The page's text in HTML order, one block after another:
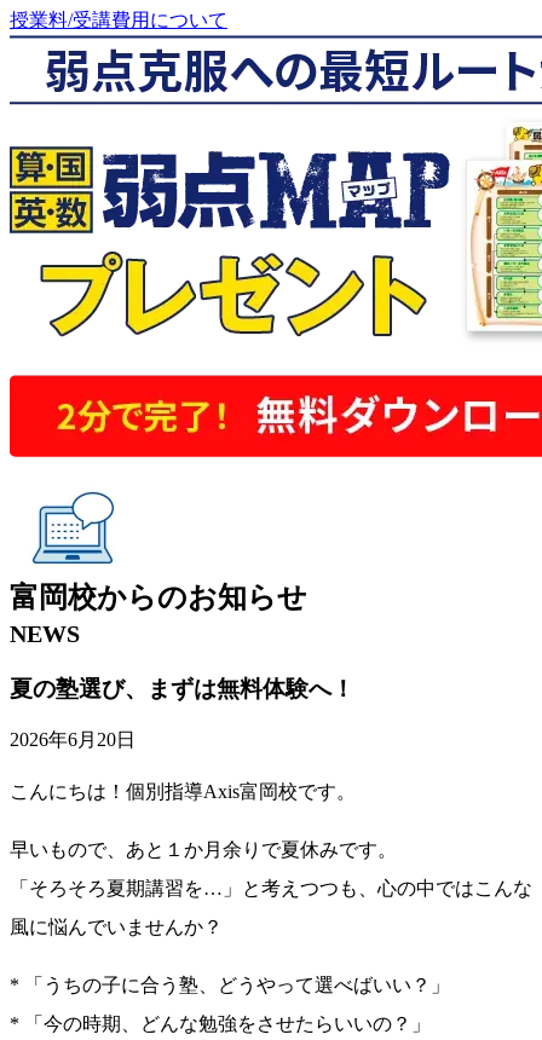
授業料/受講費用について
富岡校からのお知らせ
NEWS
夏の塾選び、まずは無料体験へ！
2026年6月20日
こんにちは！個別指導Axis富岡校です。
早いもので、あと１か月余りで夏休みです。
「そろそろ夏期講習を…」と考えつつも、心の中ではこんな
風に悩んでいませんか？
* 「うちの子に合う塾、どうやって選べばいい？」
* 「今の時期、どんな勉強をさせたらいいの？」